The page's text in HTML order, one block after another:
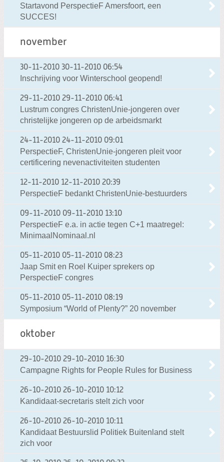
Startavond PerspectieF Amersfoort, een
SUCCES!
november
30-11-2010 30-11-2010 06:54
Inschrijving voor Winterschool geopend!
29-11-2010 29-11-2010 06:41
Lustrum congres ChristenUnie-jongeren over
christelijke jongeren op de arbeidsmarkt
24-11-2010 24-11-2010 09:01
PerspectieF, ChristenUnie-jongeren pleit voor
certificering nevenactiviteiten studenten
12-11-2010 12-11-2010 20:39
PerspectieF bedankt ChristenUnie-bestuurders
09-11-2010 09-11-2010 13:10
PerspectieF e.a. in actie tegen C+1 maatregel:
MinimaalNominaal.nl
05-11-2010 05-11-2010 08:23
Jaap Smit en Roel Kuiper sprekers op
PerspectieF congres
05-11-2010 05-11-2010 08:19
Symposium “World of Plenty?” 20 november
oktober
29-10-2010 29-10-2010 16:30
Campagne Rights for People Rules for Business
26-10-2010 26-10-2010 10:12
Kandidaat-secretaris stelt zich voor
26-10-2010 26-10-2010 10:11
Kandidaat Bestuurslid Politiek Buitenland stelt
zich voor